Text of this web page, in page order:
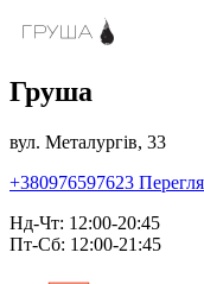
Груша
вул. Металургів, 33
+380976597623
Нд-Чт: 12:00-20:45
Пт-Сб: 12:00-21:45